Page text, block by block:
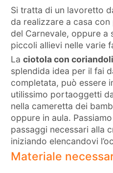
Si tratta di un lavoretto
da realizzare a casa
del Carnevale, oppure a
piccoli allievi nelle varie
Laciotola con coriandoli
splendida idea per il fai
completata, può essere
utilissimo portaoggetti
nella cameretta dei
oppure in aula.
passaggi necessari alla
iniziando elencandovi
Materiale